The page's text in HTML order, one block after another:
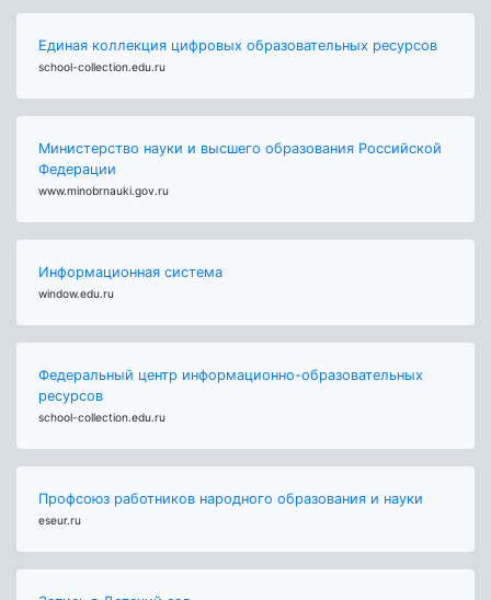
Единая коллекция цифровых образовательных ресурсов
school-collection.edu.ru
Министерство науки и высшего образования Российской
Федерации
www.minobrnauki.gov.ru
Информационная система
window.edu.ru
Федеральный центр информационно-образовательных
ресурсов
school-collection.edu.ru
Профсоюз работников народного образования и науки
eseur.ru